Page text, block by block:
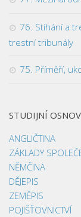
76. Stíhání a
trestní tribunály
75. Příměří,
STUDIJNÍ
ANGLIČTINA
ZÁKLADY
NĚMČINA
DĚJEPIS
ZEMĚPIS
POJIŠŤOVNICTVÍ